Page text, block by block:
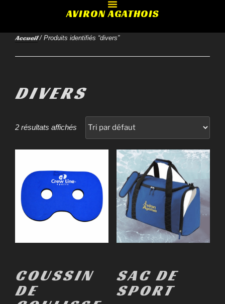
AVIRON AGATHOIS
Accueil/ Produits identifiés “divers”
DIVERS
2 résultats affichés
COUSSIN
DE
SAC DE
SPORT